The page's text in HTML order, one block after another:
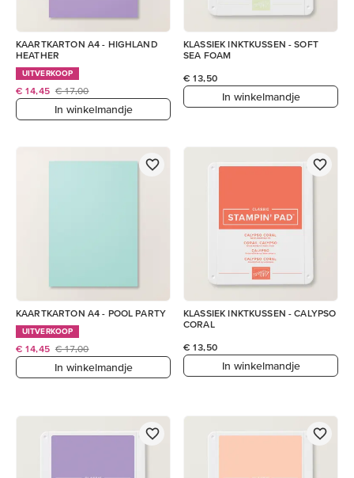
KAARTKARTON A4 - HIGHLAND
HEATHER
UITVERKOOP
€ 14,45 € 17,00
In winkelmandje
KLASSIEK INKTKUSSEN - SOFT
SEA FOAM
€ 13,50
In winkelmandje
KAARTKARTON A4 - POOL PARTY
UITVERKOOP
€ 14,45 € 17,00
In winkelmandje
KLASSIEK INKTKUSSEN - CALYPSO
CORAL
€ 13,50
In winkelmandje